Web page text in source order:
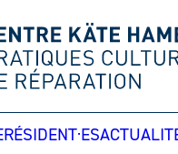
RÉSIDENT·ES